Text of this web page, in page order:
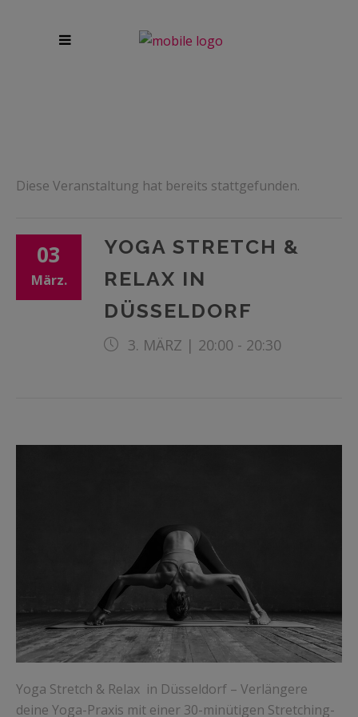
Diese Veranstaltung hat bereits stattgefunden.
03
März.
YOGA STRETCH &
RELAX IN
DÜSSELDORF
3. MÄRZ | 20:00 - 20:30
Yoga Stretch & Relax in Düsseldorf – Verlängere
deine Yoga-Praxis mit einer 30-minütigen Stretching-